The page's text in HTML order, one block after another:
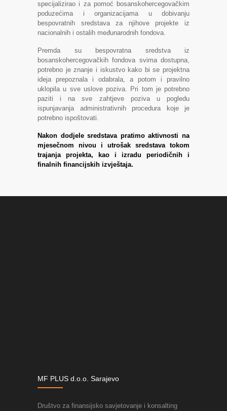
specijalizirao i za pomoć bosanskohercegovačkim
poduzećima i organizacijama u dobivanju
bespovratnih sredstava za njihove projekte iz
nacionalnih i ostalih međunarodnih fondova.
Premda su bespovratna sredstva iz
bosanskohercegovačkih fondova svima dostupna,
potrebno je znanje i iskustvo kako bi se projektna
ideja prepoznala i odabrala, a potom i pravilno
uklopila u sve uslove poziva. Pri tom je potrebno
paziti i na sve zahtjeve poziva u pogledu
ispunjavanja administrativnih procedura koje je
potrebno ispoštovati.
Nakon dodjele sredstava pratimo aktivnosti na
mjesečnom nivou i utrošak sredstava tokom
trajanja projekta, kao i izradu periodičnih i
finalnih financijskih izvještaja.
MF PLUS d.o.o. Sarajevo
Društvo za finansijsko savjetovanje i konsalting